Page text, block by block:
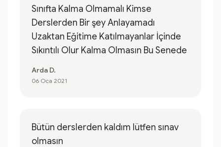
Sınıfta Kalma Olmamalı Kimse
Derslerden Bir şey Anlayamadı
Uzaktan Eğitime Katılmayanlar İçinde
Sıkıntılı Olur Kalma Olmasın Bu Senede
Arda D.
06 Oca 2021
Bütün derslerden kaldım lütfen sınav
olmasın